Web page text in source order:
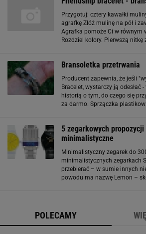
Przygotuj: cztery kawałki
agrafkę Złóż mulinę na pół i
Agrafka pomoże Ci w równym
Rozdziel kolory. Pierwszą
Bransoletka przetrwania
Producent zapewnia, że jeśli
Bracelet, wystarczy ją odesłać
historią o tym, do czego się
za darmo. Sprzączka
5 zegarkowych propozycji
minimalistyczne
Minimalistyczny zegarek do
minimalistycznych zegarkach
przebierać – w sumie innych
powodu ma nazwę Lemon –
POLECAMY